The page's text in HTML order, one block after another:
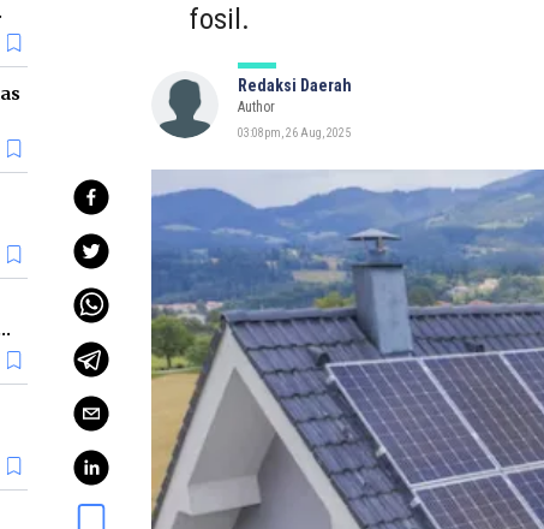
fosil.
Redaksi Daerah
Author
03:08pm, 26 Aug, 2025